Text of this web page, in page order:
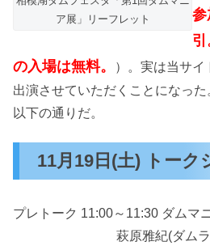
ア展」リーフレット
参
の入場は無料。
）。実は当サイ
出演させていただくことになっ
以下の通りだ。
11月19日(土) トーク
プレトーク 11:00～11:30 ダムマ
萩原雅紀(ダムライタ